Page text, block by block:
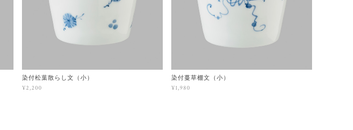
染付松葉散らし文（小）
¥2,200
染付蔓草棚文（小）
¥1,980